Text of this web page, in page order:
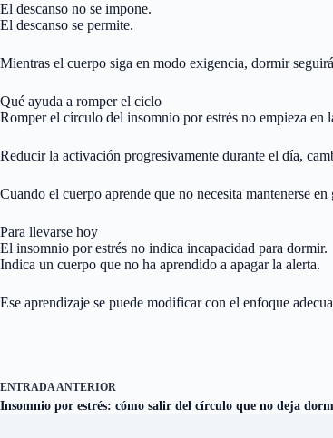
El descanso no se impone.
El descanso se permite.
Mientras el cuerpo siga en modo exigencia, dormir
Qué ayuda a romper el ciclo
Romper el círculo del insomnio por estrés no empieza en
Reducir la activación progresivamente durante el día,
Cuando el cuerpo aprende que no necesita mantenerse
Para llevarse hoy
El insomnio por estrés no indica incapacidad para dormir.
Indica un cuerpo que no ha aprendido a apagar la alerta.
Ese aprendizaje se puede modificar con el enfoque
ENTRADAANTERIOR
Insomnio por estrés: cómo salir del círculo que no deja